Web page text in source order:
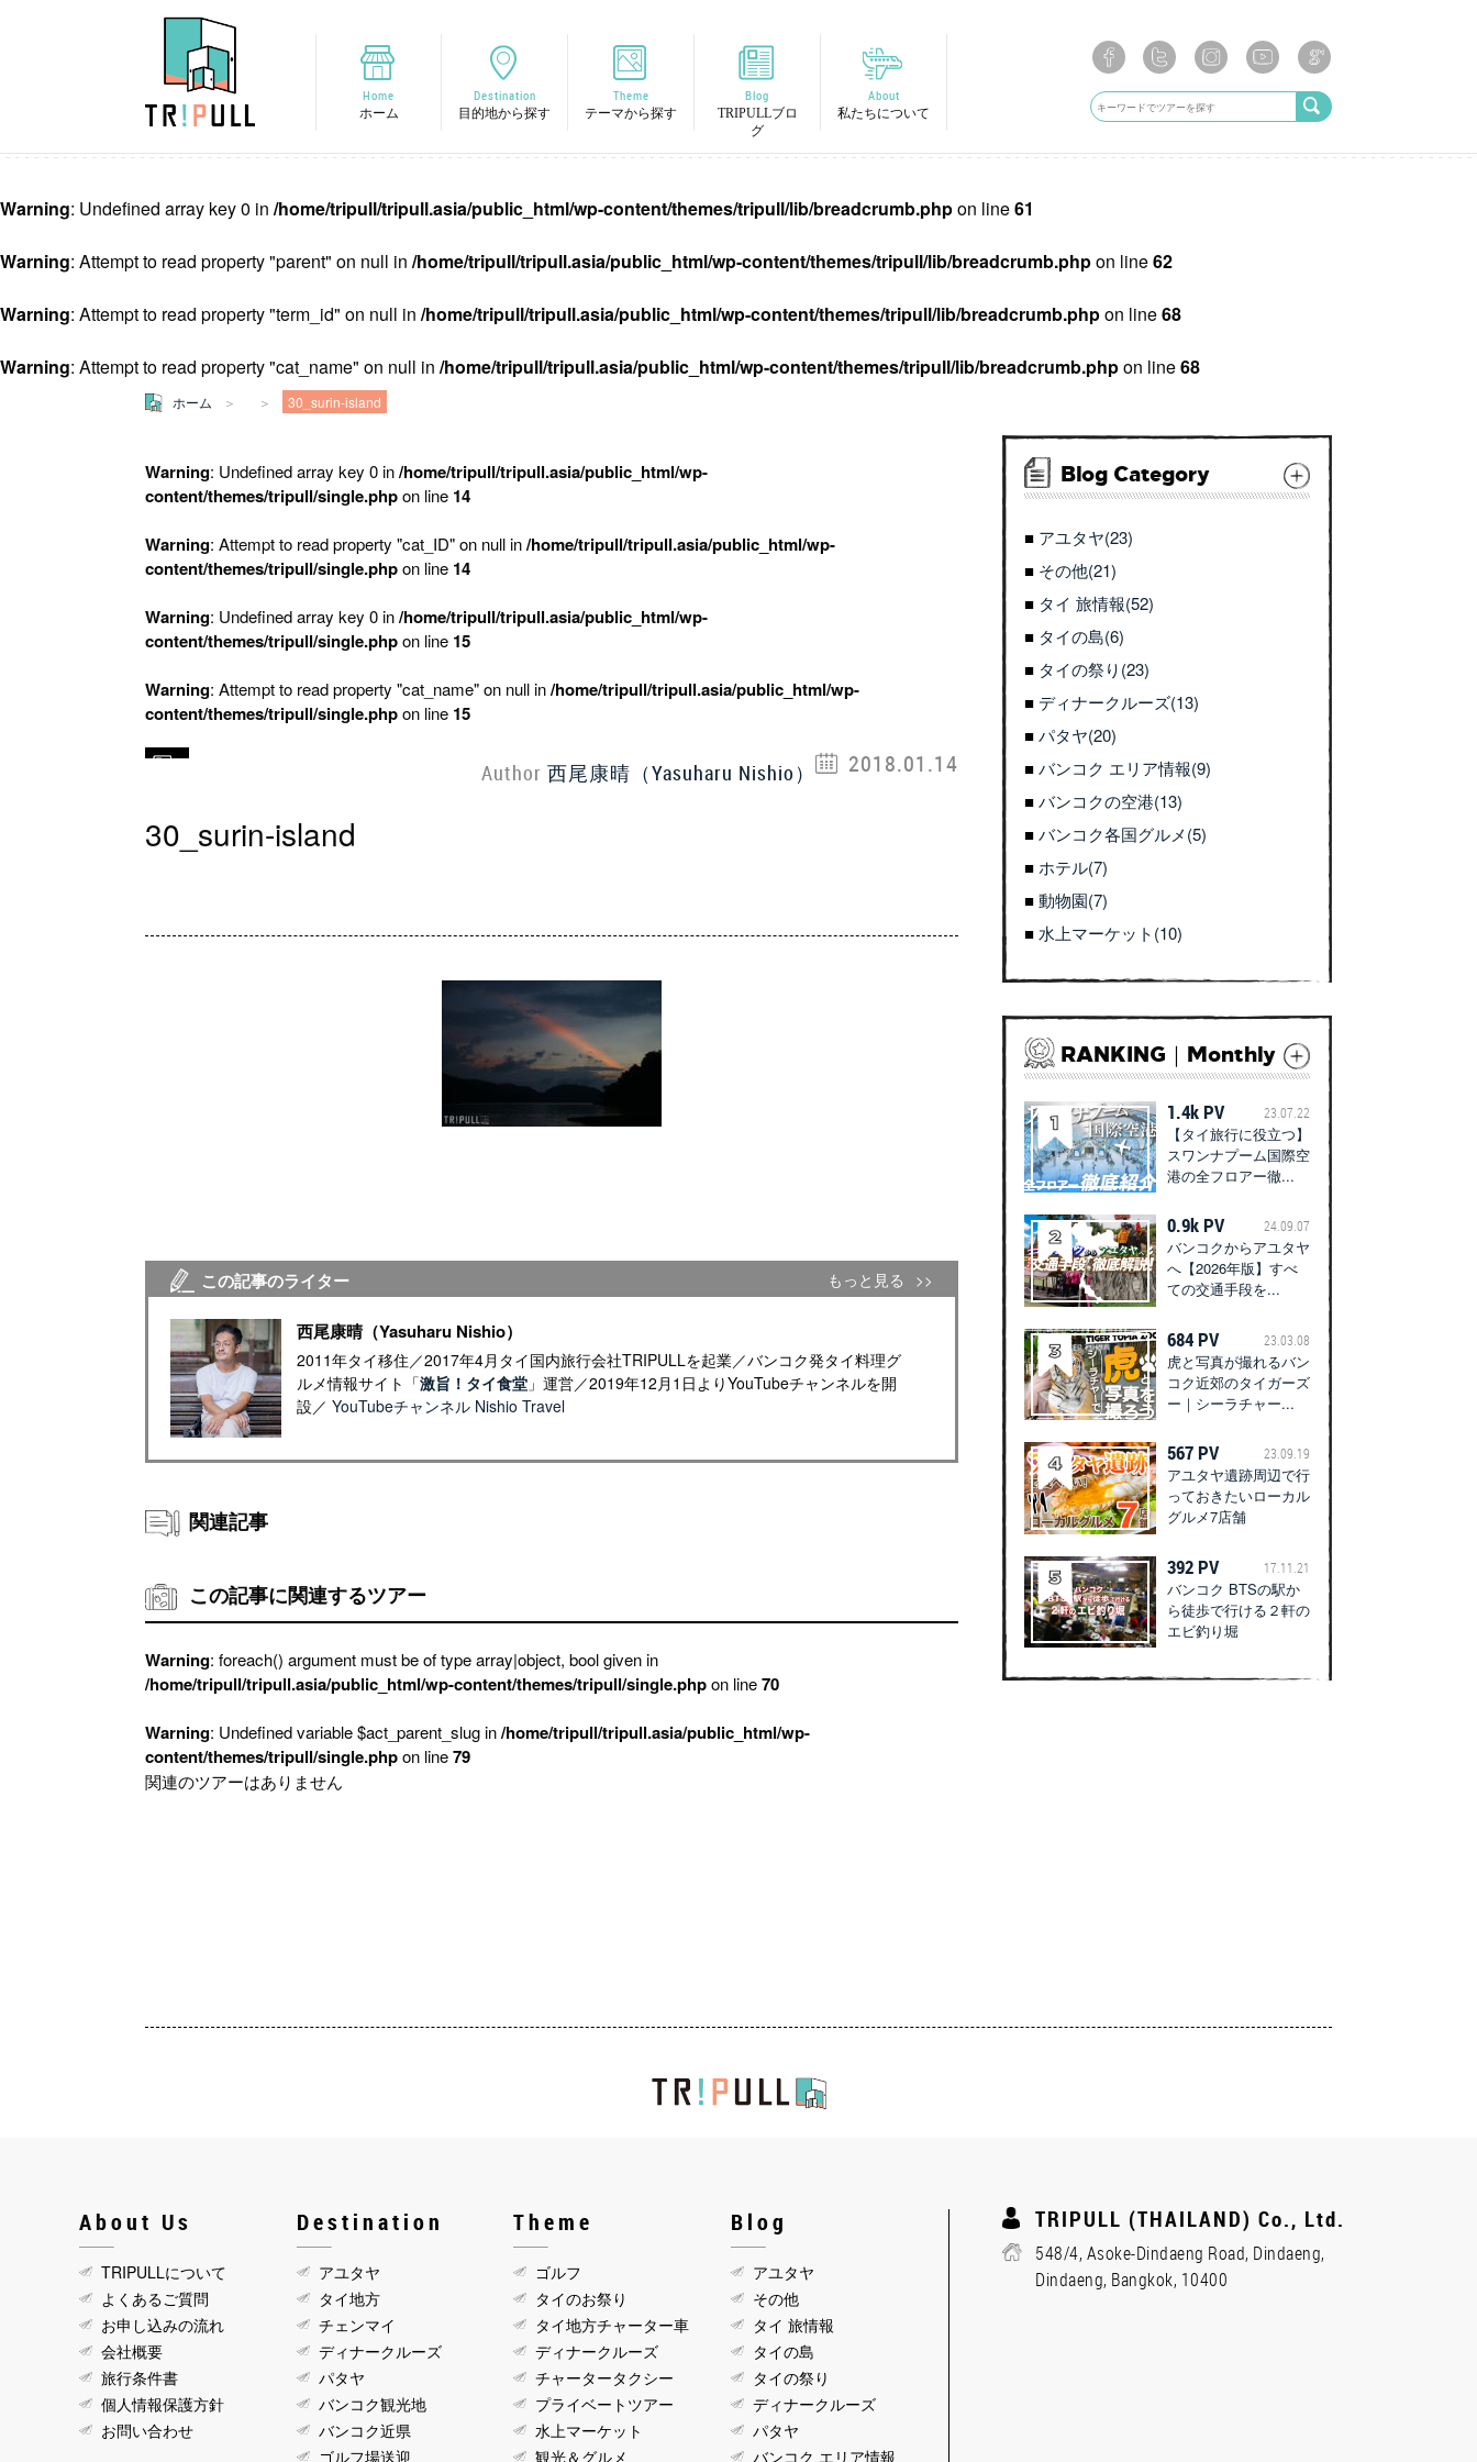
Home
ホーム
Destination
目的地から探す
Theme
テーマから探す
Blog
TRIPULLブロ
グ
About
私たちについて
Warning: Undefined array key 0 in /home/tripull/tripull.asia/public_html/wp-content/themes/tripull/lib/breadcrumb.phpon line61
Warning: Attempt to read property "parent" on null in /home/tripull/tripull.asia/public_html/wp-content/themes/tripull/lib/breadcrumb.phpon line62
Warning: Attempt to read property "term_id" on null in /home/tripull/tripull.asia/public_html/wp-content/themes/tripull/lib/breadcrumb.phpon line68
Warning: Attempt to read property "cat_name" on null in /home/tripull/tripull.asia/public_html/wp-content/themes/tripull/lib/breadcrumb.phpon line68
ホーム 30_surin-island
Warning: Undefined array key 0 in/home/tripull/tripull.asia/public_html/wp-
content/themes/tripull/single.phpon line 14
Warning: Attempt to read property "cat_ID" on null in/home/tripull/tripull.asia/public_html/wp-
content/themes/tripull/single.phpon line 14
Warning: Undefined array key 0 in/home/tripull/tripull.asia/public_html/wp-
content/themes/tripull/single.phpon line 15
Warning: Attempt to read property "cat_name" on null in/home/tripull/tripull.asia/public_html/wp-
content/themes/tripull/single.phpon line 15
2018.01.14
Author 西尾康晴（Yasuharu Nishio）
30_surin-island
この記事のライター もっと見る
西尾康晴（Yasuharu Nishio）
2011年タイ移住／2017年4月タイ国内旅行会社TRIPULLを起業／バンコク発タイ料理グ
ルメ情報サイト「激旨！タイ食堂」運営／2019年12月1日よりYouTubeチャンネルを開
設／ YouTubeチャンネル Nishio Travel
関連記事
この記事に関連するツアー
Warning: foreach() argument must be of type array|object, bool given in
/home/tripull/tripull.asia/public_html/wp-content/themes/tripull/single.phpon line70
Warning: Undefined variable $act_parent_slug in/home/tripull/tripull.asia/public_html/wp-
content/themes/tripull/single.phpon line79
関連のツアーはありません
Blog Category
アユタヤ(23)
その他(21)
タイ 旅情報(52)
タイの島(6)
タイの祭り(23)
ディナークルーズ(13)
パタヤ(20)
バンコク エリア情報(9)
バンコクの空港(13)
バンコク各国グルメ(5)
ホテル(7)
動物園(7)
水上マーケット(10)
RANKING｜Monthly
1.4k PV 23.07.22
【タイ旅行に役立つ】
スワンナプーム国際空
港の全フロアー徹...
0.9k PV 24.09.07
バンコクからアユタヤ
へ【2026年版】すべ
ての交通手段を...
684 PV 23.03.08
虎と写真が撮れるバン
コク近郊のタイガーズ
ー｜シーラチャー...
567 PV 23.09.19
アユタヤ遺跡周辺で行
っておきたいローカル
グルメ7店舗
392 PV 17.11.21
バンコク BTSの駅か
ら徒歩で行ける２軒の
エビ釣り堀
About Us
TRIPULLについて
よくあるご質問
お申し込みの流れ
会社概要
旅行条件書
個人情報保護方針
お問い合わせ
Destination
アユタヤ
タイ地方
チェンマイ
ディナークルーズ
パタヤ
バンコク観光地
バンコク近県
ゴルフ場送迎
Theme
ゴルフ
タイのお祭り
タイ地方チャーター車
ディナークルーズ
チャータータクシー
プライベートツアー
水上マーケット
観光＆グルメ
Blog
アユタヤ
その他
タイ 旅情報
タイの島
タイの祭り
ディナークルーズ
パタヤ
バンコク エリア情報
TRIPULL (THAILAND) Co., Ltd.
548/4, Asoke-Dindaeng Road, Dindaeng,
Dindaeng, Bangkok, 10400